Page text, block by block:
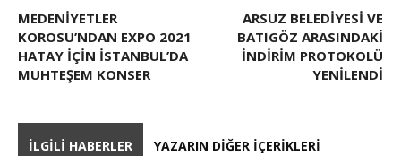
MEDENİYETLER
KOROSU’NDAN EXPO 2021
HATAY İÇİN İSTANBUL’DA
MUHTEŞEM KONSER
ARSUZ BELEDİYESİ VE
BATIGÖZ ARASINDAKİ
İNDİRİM PROTOKOLÜ
YENİLENDİ
İLGILI HABERLER YAZARIN DIĞER İÇERIKLERI